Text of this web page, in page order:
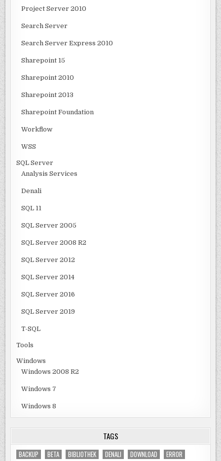
Project Server 2010
Search Server
Search Server Express 2010
Sharepoint 15
Sharepoint 2010
Sharepoint 2013
Sharepoint Foundation
Workflow
WSS
SQL Server
Analysis Services
Denali
SQL 11
SQL Server 2005
SQL Server 2008 R2
SQL Server 2012
SQL Server 2014
SQL Server 2016
SQL Server 2019
T-SQL
Tools
Windows
Windows 2008 R2
Windows 7
Windows 8
TAGS
BACKUP BETA BIBLIOTHEK DENALI DOWNLOAD
ERROR